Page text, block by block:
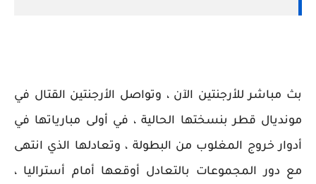
بث مباشر للأرجنتين الآن ، وتواصل الأرجنتين القتال في
مونديال قطر بنسختها الحالية ، في أولى مبارياتها في
أدوار خروج المغلوب من البطولة ، وتعادلها الذي انتهى
مع دور المجموعات بالتعادل أوقعها أمام أستراليا ،